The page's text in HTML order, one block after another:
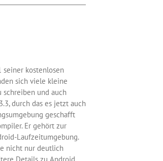
seiner kostenlosen
sich viele kleine
schreiben und auch
durch das es jetzt auch
geschafft
Er gehört zur
Laufzeitumgebung.
nicht nur deutlich